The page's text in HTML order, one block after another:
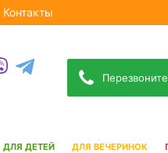
Контакты
ДЛЯ ДЕТЕЙ ДЛЯ ВЕЧЕРИНОК